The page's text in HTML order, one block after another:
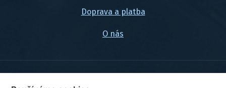
Doprava a platba
O nás
© 2026, FlexaMi Auto s.r.o.